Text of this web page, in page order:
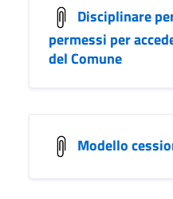
Disciplinare
permessi per
del Comune
Modello